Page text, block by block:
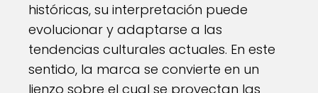
históricas, su interpretación puede
evolucionar y adaptarse a las
tendencias culturales actuales. En este
sentido, la marca se convierte en un
lienzo sobre el cual se proyectan las